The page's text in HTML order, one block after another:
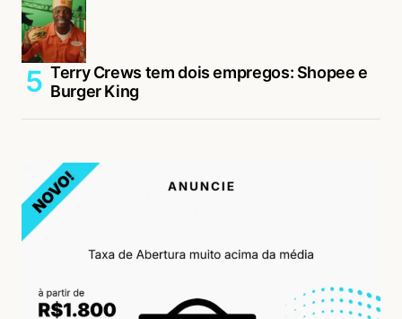
Terry Crews tem dois empregos: Shopee e
Burger King